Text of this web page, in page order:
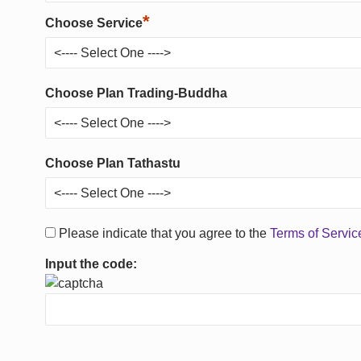
Choose Service*
Choose Plan Trading-Buddha
Choose Plan Tathastu
Please indicate that you agree to the Terms of
Input the code: